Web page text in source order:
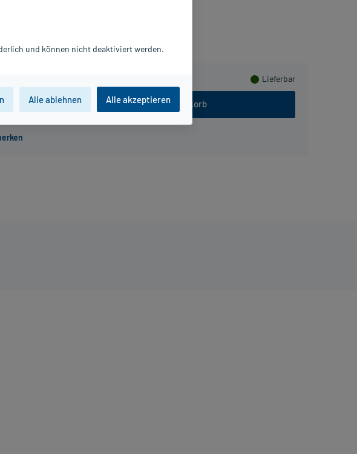
€ / kg
Lieferbar
In den Warenkorb
und können nicht deaktiviert werden.
Alle ablehnen Alle akzeptieren